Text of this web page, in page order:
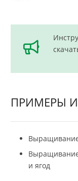
ПРИМЕРЫ
и ягод